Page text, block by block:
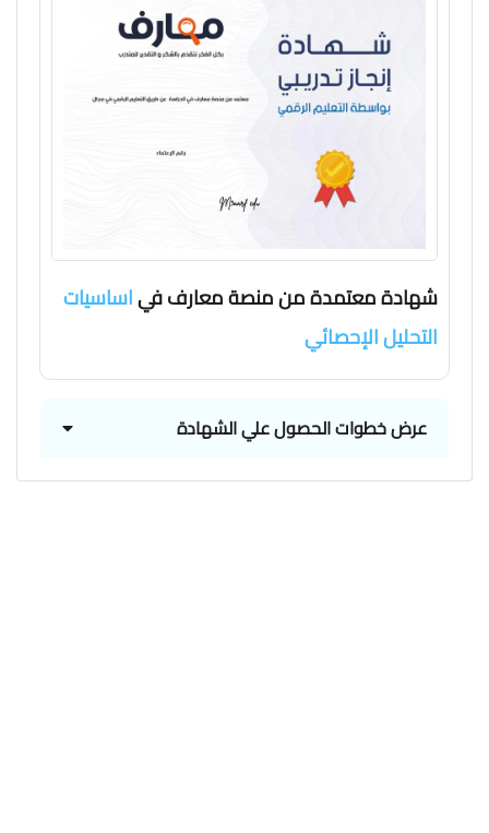
شهادة معتمدة من منصة معارف فياساسيات
التحليل الإحصائي
عرض خطوات الحصول علي الشهادة